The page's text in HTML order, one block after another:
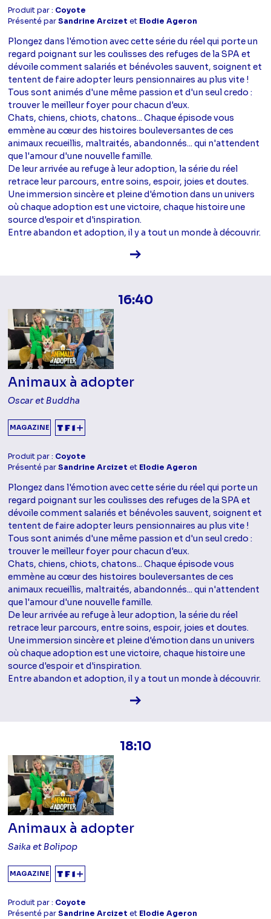
Produit par : Coyote
Présenté parSandrine Arcizet et Elodie Ageron
Plongez dans l'émotion avec cette série du réel qui porte un
regard poignant sur les coulisses des refuges de la SPA et
dévoile comment salariés et bénévoles sauvent, soignent et
tentent de faire adopter leurs pensionnaires au plus vite !
Tous sont animés d'une même passion et d'un seul credo :
trouver le meilleur foyer pour chacun d'eux.
Chats, chiens, chiots, chatons... Chaque épisode vous
emmène au cœur des histoires bouleversantes de ces
animaux recueillis, maltraités, abandonnés... qui n'attendent
que l'amour d'une nouvelle famille.
De leur arrivée au refuge à leur adoption, la série du réel
retrace leur parcours, entre soins, espoir, joies et doutes.
Une immersion sincère et pleine d'émotion dans un univers
où chaque adoption est une victoire, chaque histoire une
source d'espoir et d'inspiration.
Entre abandon et adoption, il y a tout un monde à découvrir.
Voir la fiche diffusion
16:40
Animaux à adopter
Oscar et Buddha
MAGAZINE
Produit par : Coyote
Présenté parSandrine Arcizet et Elodie Ageron
Plongez dans l'émotion avec cette série du réel qui porte un
regard poignant sur les coulisses des refuges de la SPA et
dévoile comment salariés et bénévoles sauvent, soignent et
tentent de faire adopter leurs pensionnaires au plus vite !
Tous sont animés d'une même passion et d'un seul credo :
trouver le meilleur foyer pour chacun d'eux.
Chats, chiens, chiots, chatons... Chaque épisode vous
emmène au cœur des histoires bouleversantes de ces
animaux recueillis, maltraités, abandonnés... qui n'attendent
que l'amour d'une nouvelle famille.
De leur arrivée au refuge à leur adoption, la série du réel
retrace leur parcours, entre soins, espoir, joies et doutes.
Une immersion sincère et pleine d'émotion dans un univers
où chaque adoption est une victoire, chaque histoire une
source d'espoir et d'inspiration.
Entre abandon et adoption, il y a tout un monde à découvrir.
Voir la fiche diffusion
18:10
Animaux à adopter
Saika et Bolipop
MAGAZINE
Produit par : Coyote
Présenté parSandrine Arcizet et Elodie Ageron